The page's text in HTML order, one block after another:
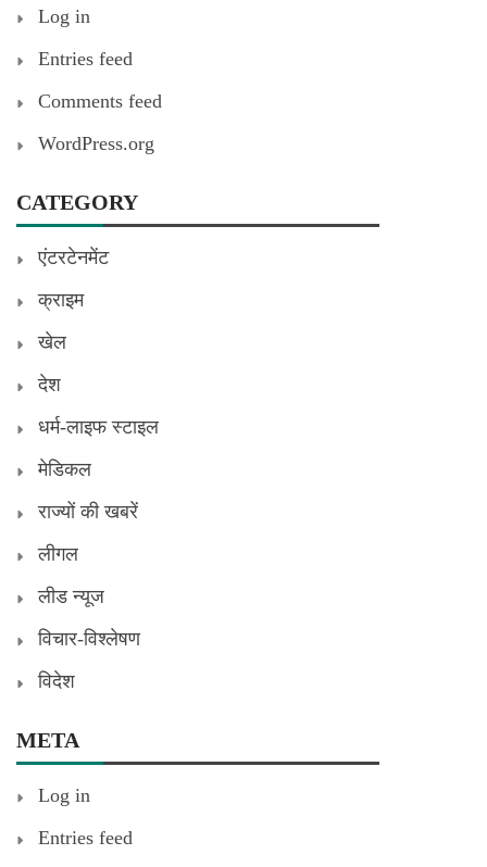
Log in
Entries feed
Comments feed
WordPress.org
CATEGORY
एंटरटेनमेंट
क्राइम
खेल
देश
धर्म-लाइफ स्टाइल
मेडिकल
राज्यों की खबरें
लीगल
लीड न्यूज
विचार-विश्लेषण
विदेश
META
Log in
Entries feed